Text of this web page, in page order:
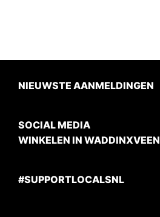
NIEUWSTE AANMELDINGEN
SOCIAL MEDIA
WINKELEN IN WADDINXVEEN
#SUPPORTLOCALSNL